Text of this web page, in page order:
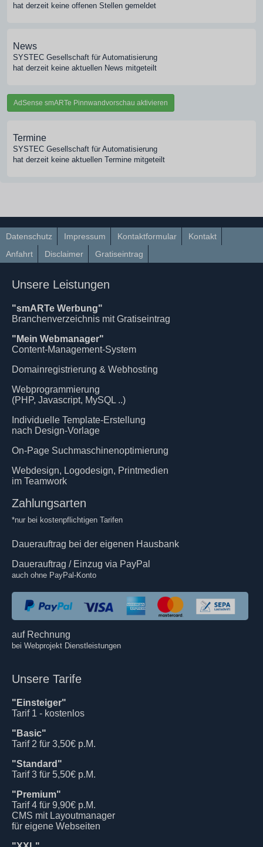
hat derzeit keine offenen Stellen gemeldet
News
SYSTEC Gesellschaft für Automatisierung
hat derzeit keine aktuellen News mitgeteilt
AdSense smARTe Pinnwandvorschau aktivieren
Termine
SYSTEC Gesellschaft für Automatisierung
hat derzeit keine aktuellen Termine mitgeteilt
Datenschutz Impressum Kontaktformular
Kontakt
Anfahrt
Disclaimer Gratiseintrag
Unsere Leistungen
"smARTe Werbung"
Branchenverzeichnis mit Gratiseintrag
"Mein Webmanager"
Content-Management-System
Domainregistrierung & Webhosting
Webprogrammierung
(PHP, Javascript, MySQL ..)
Individuelle Template-Erstellung
nach Design-Vorlage
On-Page Suchmaschinenoptimierung
Webdesign, Logodesign, Printmedien
im Teamwork
Zahlungsarten
*nur bei kostenpflichtigen Tarifen
Dauerauftrag bei der eigenen Hausbank
Dauerauftrag / Einzug via PayPal
auch ohne PayPal-Konto
auf Rechnung
bei Webprojekt Dienstleistungen
Unsere Tarife
"Einsteiger"
Tarif 1 - kostenlos
"Basic"
Tarif 2 für 3,50€ p.M.
"Standard"
Tarif 3 für 5,50€ p.M.
"Premium"
Tarif 4 für 9,90€ p.M.
CMS mit Layoutmanager
für eigene Webseiten